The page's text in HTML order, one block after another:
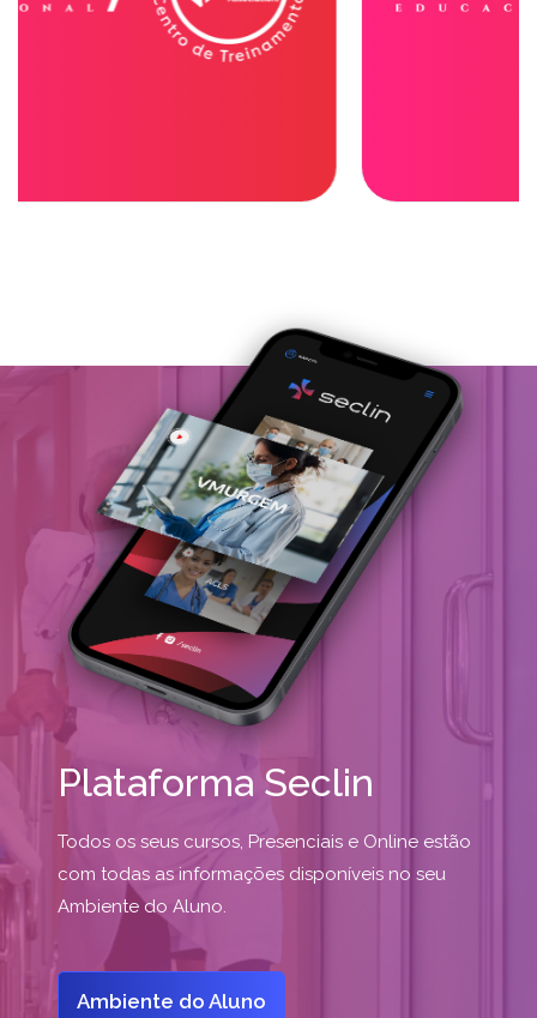
Plataforma Seclin
Todos os seus cursos, Presenciais e Online estão
com todas as informações disponíveis no seu
Ambiente do Aluno.
Ambiente do Aluno